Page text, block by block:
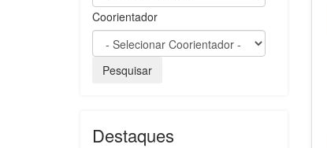
Coorientador
Destaques